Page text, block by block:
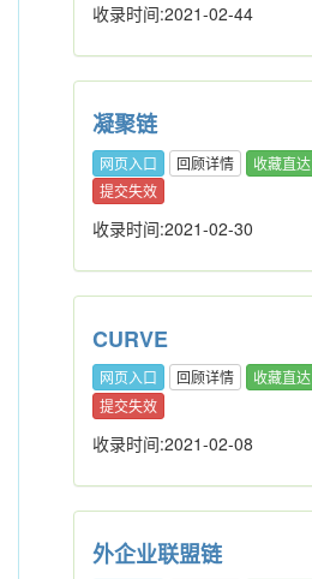
收录时间:2021-02-44
凝聚链
网页入口 回顾详情
收藏直达
提交失效
收录时间:2021-02-30
CURVE
网页入口 回顾详情
收藏直达
提交失效
收录时间:2021-02-08
外企业联盟链